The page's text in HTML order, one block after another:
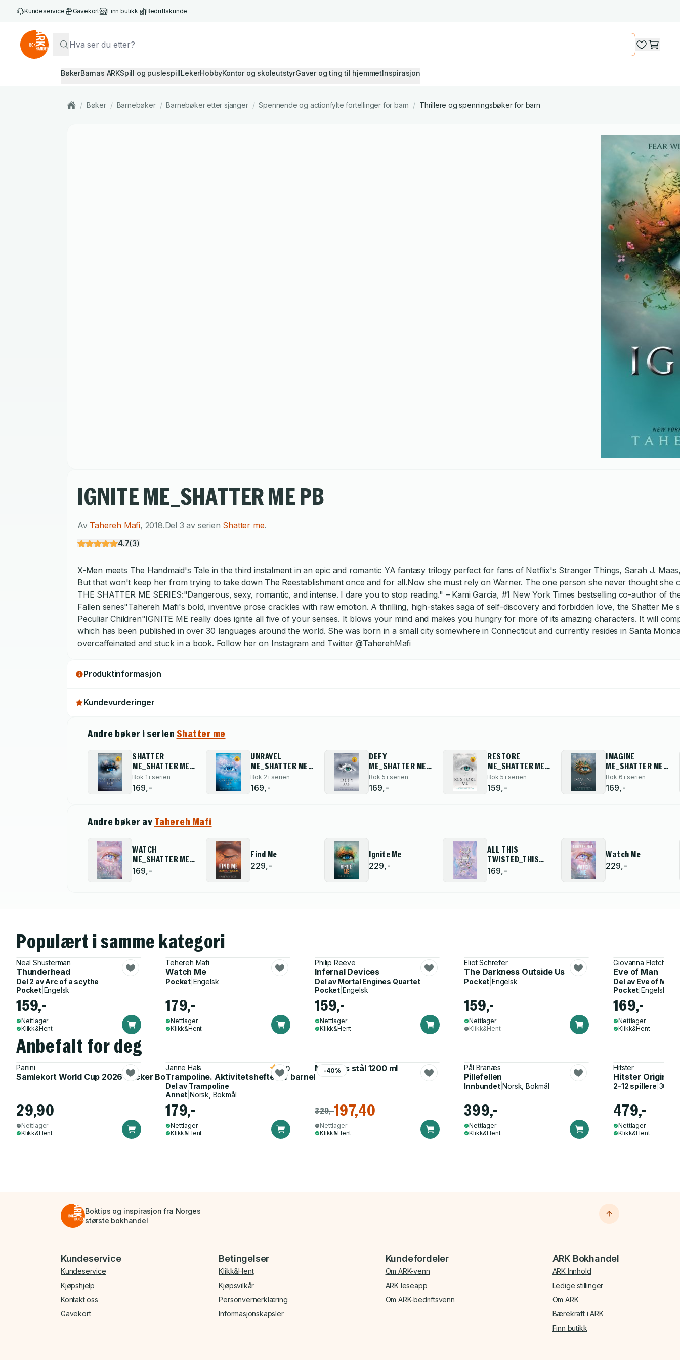
Kundeservice Gavekort Finn butikk Bedriftskunde
BøkerBarnas ARKSpill og puslespillLekerHobbyKontor og skoleutstyrGaver og ting til hjemmetInspirasjon
/ Bøker / Barnebøker / Barnebøker etter sjanger / Spennende og actionfylte fortellinger for barn / Thrillere og spenningsbøker for barn
IGNITE ME_SHATTER ME PB
Av Tahereh Mafi, 2018.Del 3 av serien Shatter me.
4.7(3)
X-Men meets The Handmaid's Tale in the third instalment in an epic and romantic YA fantasy trilogy perfect for fans of Netflix's Stranger Things, Sarah J.
But that won't keep her from trying to take down The Reestablishment once and for all.Now she must rely on Warner. The one person she never thought
THE SHATTER ME SERIES:"Dangerous, sexy, romantic, and intense. I dare you to stop reading." – Kami Garcia, #1 New York Times bestselling co-author
Fallen series"Tahereh Mafi's bold, inventive prose crackles with raw emotion. A thrilling, high-stakes saga of self-discovery and forbidden love, the Shatter
Peculiar Children"IGNITE ME really does ignite all five of your senses. It blows your mind and makes you hungry for more of its amazing characters. It will
which has been published in over 30 languages around the world. She was born in a small city somewhere in Connecticut and currently resides in Santa
overcaffeinated and stuck in a book. Follow her on Instagram and Twitter @TaherehMafi
Produktinformasjon
Kundevurderinger
Andre bøker i serien Shatter me
SHATTER
ME_SHATTER ME
PB
Bok 1 i serien
169,-
UNRAVEL
ME_SHATTER ME
PB
Bok 2 i serien
169,-
DEFY
ME_SHATTER ME
PB
Bok 5 i serien
169,-
RESTORE
ME_SHATTER ME
PB
Bok 5 i serien
159,-
IMAGINE
ME_SHATTER ME
PB
Bok 6 i serien
169,-
Andre bøker av Tahereh Mafi
WATCH
ME_SHATTER ME
NEW RE1 PB
169,-
Find Me
229,-
Ignite Me
229,-
ALL THIS
TWISTED_THIS
WOVEN PB
169,-
Watch Me
229,-
Populært i samme kategori
Neal Shusterman
Thunderhead
Del 2 avArc of a scythe
Pocket| Engelsk
159,-
Nettlager
Klikk&Hent
Tehereh Mafi
Watch Me
Pocket| Engelsk
179,-
Nettlager
Klikk&Hent
Philip Reeve
Infernal Devices
Del av Mortal Engines Quartet
Pocket Engelsk
159,-
Nettlager
Klikk&Hent
Eliot Schrefer
The Darkness Outside Us
Pocket Engelsk
159,-
Nettlager
Klikk&Hent
Giovanna Fletcher,
Eve of Man
Del av Eve of Man
Pocket |Engelsk
169,-
Nettlager
Klikk&Hent
Anbefalt for deg
Panini
Samlekort World Cup 2026 Sticker Booster
29,90
Nettlager
Klikk&Hent
Janne Hals
Trampoline. Aktivitetshefte for barnehagen
5.0
Del av Trampoline
Annet Norsk, Bokmål
179,-
Nettlager
Klikk&Hent
-40%
Matboks stål 1200 ml
329,-197,40
Nettlager
Klikk&Hent
Pål Branæs
Pillefellen
Innbundet|Norsk, Bokmål
399,-
Nettlager
Klikk&Hent
Hitster
Hitster Original
2–12 spillere
479,-
Nettlager
Klikk&Hent
Boktips og inspirasjon fra Norges
største bokhandel
Bunnmeny
Kundeservice
Kundeservice
Kjøpshjelp
Kontakt oss
Gavekort
Betingelser
Klikk&Hent
Kjøpsvilkår
Personvernerklæring
Informasjonskapsler
Kundefordeler
Om ARK-venn
ARK leseapp
Om ARK-bedriftsvenn
ARK Bokhandel
ARK Innhold
Ledige stillinger
Om ARK
Bærekraft i ARK
Finn butikk